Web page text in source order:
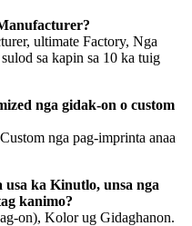
ultimate Factory, Nga
sa kapin sa 10 ka tuig
nga gidak-on o custom
nga pag-imprinta anaa
ka Kinutlo, unsa nga
kanimo?
on), Kolor ug Gidaghanon.